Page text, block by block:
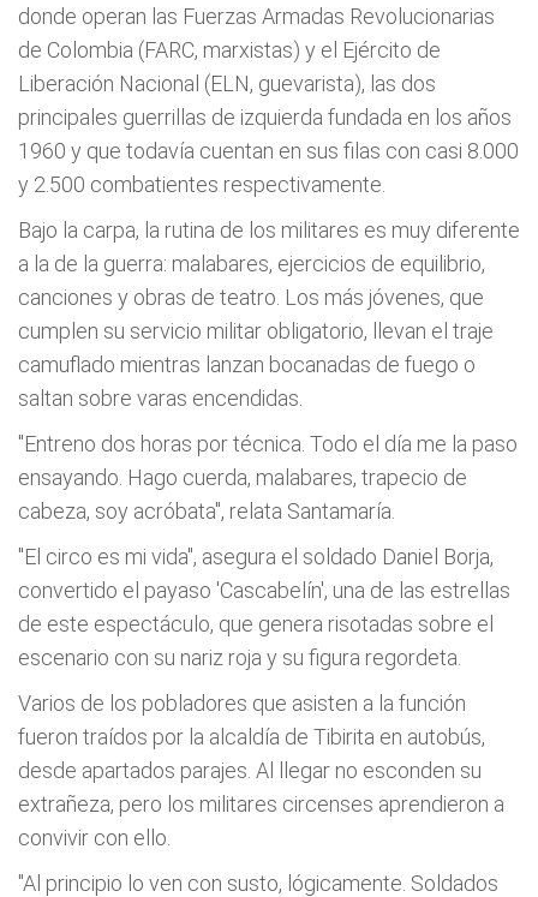
donde operan las Fuerzas Armadas Revolucionarias
de Colombia (FARC, marxistas) y el Ejército de
Liberación Nacional (ELN, guevarista), las dos
principales guerrillas de izquierda fundada en los años
1960 y que todavía cuentan en sus filas con casi 8.000
y 2.500 combatientes respectivamente.
Bajo la carpa, la rutina de los militares es muy diferente
a la de la guerra: malabares, ejercicios de equilibrio,
canciones y obras de teatro. Los más jóvenes, que
cumplen su servicio militar obligatorio, llevan el traje
camuflado mientras lanzan bocanadas de fuego o
saltan sobre varas encendidas.
"Entreno dos horas por técnica. Todo el día me la paso
ensayando. Hago cuerda, malabares, trapecio de
cabeza, soy acróbata", relata Santamaría.
"El circo es mi vida", asegura el soldado Daniel Borja,
convertido el payaso 'Cascabelín', una de las estrellas
de este espectáculo, que genera risotadas sobre el
escenario con su nariz roja y su figura regordeta.
Varios de los pobladores que asisten a la función
fueron traídos por la alcaldía de Tibirita en autobús,
desde apartados parajes. Al llegar no esconden su
extrañeza, pero los militares circenses aprendieron a
convivir con ello.
"Al principio lo ven con susto, lógicamente. Soldados